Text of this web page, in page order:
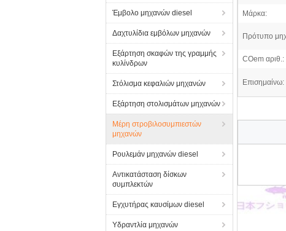
Έμβολο μηχανών diesel
Δαχτυλίδια εμβόλων μηχανών
Εξάρτηση σκαφών της γραμμής
κυλίνδρων
Στόλισμα κεφαλιών μηχανών
Εξάρτηση στολισμάτων μηχανών
Μέρη στροβιλοσυμπιεστών
μηχανών
Ρουλεμάν μηχανών diesel
Αντικατάσταση δίσκων
συμπλεκτών
Εγχυτήρας καυσίμων diesel
Υδραντλία μηχανών
Μάρκα:
Πρότυπο
COem αριθ.:
Επισημαίνω: